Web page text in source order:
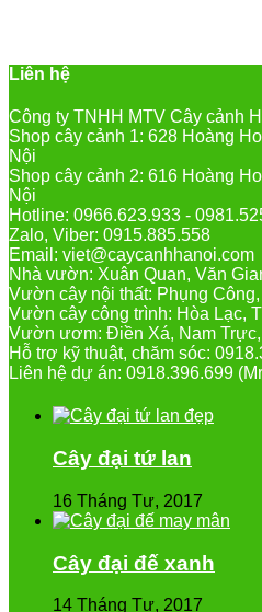
Liên hệ
Công ty TNHH MTV Cây cảnh
Shop cây cảnh 1: 628 Hoàng
Nội
Shop cây cảnh 2: 616 Hoàng
Nội
Hotline: 0966.623.933 -
Zalo, Viber: 0915.885.558
Email: viet@caycanhhanoi.com
Nhà vườn: Xuân Quan, Văn
Vườn cây nội thất: Phụng
Vườn cây công trình: Hòa Lạc,
Vườn ươm: Điền Xá, Nam
Hỗ trợ kỹ thuật, chăm sóc:
Liên hệ dự án: 0918.396.699
Cây đại tứ lan
16 Tháng Tư, 2017
Cây đại đế xanh
14 Tháng Tư, 2017